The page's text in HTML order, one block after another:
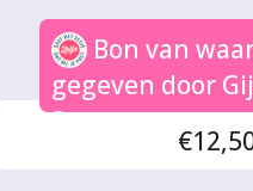
Bon van
gegeven door
Stam